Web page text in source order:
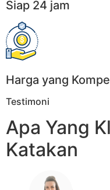
Siap 24 jam
Harga yang
Testimoni
Apa Yang
Katakan